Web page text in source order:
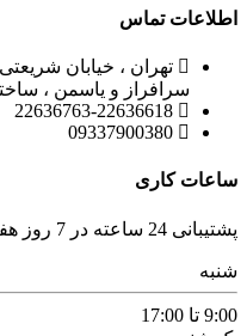
اطلاعات تماس
تهران ، خیابان
سرافراز و یاسمن ،
22636763-22636618
09337900380
ساعات کاری
پشتیبانی 24 ساعته در 7 روز هفته
شنبه
9:00 تا 17:00